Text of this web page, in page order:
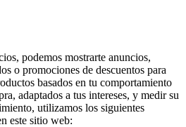
podemos mostrarte anuncios,
o promociones de descuentos para
basados en tu comportamiento
adaptados a tus intereses, y medir su
utilizamos los siguientes
este sitio web: